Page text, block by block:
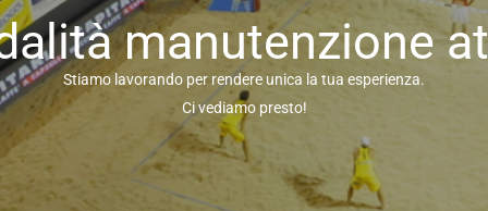
manutenzione
Stiamo lavorando per rendere unica la tua esperienza.
Ci vediamo presto!